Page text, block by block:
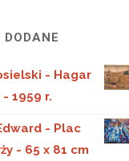
- Hagar
1959 r.
- Plac
- 65 x 81 cm